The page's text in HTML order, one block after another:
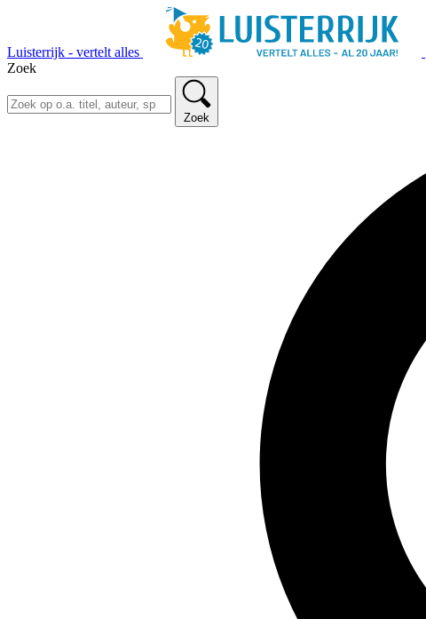
Luisterrijk - vertelt alles
Zoek
Zoek